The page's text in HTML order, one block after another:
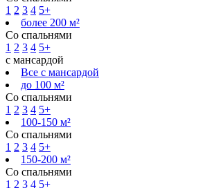
1 2 3 4 5+
более 200 м²
Со спальнями
1 2 3 4 5+
с мансардой
Все с мансардой
до 100 м²
Со спальнями
1 2 3 4 5+
100-150 м²
Со спальнями
1 2 3 4 5+
150-200 м²
Со спальнями
1 2 3 4 5+